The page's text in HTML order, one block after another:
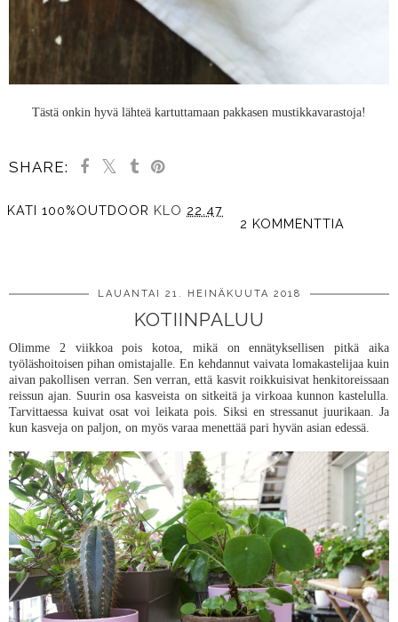
Tästä onkin hyvä lähteä kartuttamaan pakkasen mustikkavarastoja!
SHARE:
KATI 100%OUTDOOR KLO 22.47
2 KOMMENTTIA
LAUANTAI 21. HEINÄKUUTA 2018
KOTIINPALUU
Olimme 2 viikkoa pois kotoa, mikä on ennätyksellisen pitkä aika
työläshoitoisen pihan omistajalle. En kehdannut vaivata lomakastelijaa kuin
aivan pakollisen verran. Sen verran, että kasvit roikkuisivat henkitoreissaan
reissun ajan. Suurin osa kasveista on sitkeitä ja virkoaa kunnon kastelulla.
Tarvittaessa kuivat osat voi leikata pois. Siksi en stressanut juurikaan. Ja
kun kasveja on paljon, on myös varaa menettää pari hyvän asian edessä.